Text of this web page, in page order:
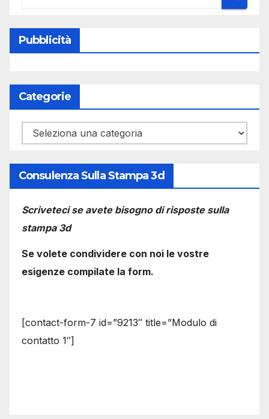
Pubblicità
Categorie
Categorie
Consulenza Sulla Stampa 3d
Scriveteci se avete bisogno di risposte sulla
stampa 3d
Se volete condividere con noi le vostre
esigenze compilate la form.
[contact-form-7 id=”9213″ title=”Modulo di
contatto 1″]